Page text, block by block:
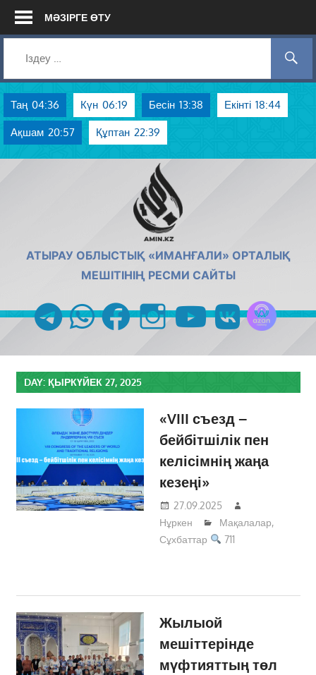
Skip
МӘЗІРГЕ ӨТУ
Таң 04:36 Күн 06:19 Бесін 13:38 Екінті 18:44
Ақшам 20:57 Құптан 22:39
АТЫРАУ ОБЛЫСТЫҚ «ИМАНҒАЛИ» ОРТАЛЫҚ
МЕШІТІНІҢ РЕСМИ САЙТЫ
telegramwhatsappfacebookinstagramyoutubevk
DAY: ҚЫРКҮЙЕК 27, 2025
«VIII съезд –
бейбітшілік пен
келісімнің жаңа
кезеңі»
27.09.2025
Нұркен
Мақалалар,
Сұхбаттар
711
Жылыой
мешіттерінде
мүфтияттың төл